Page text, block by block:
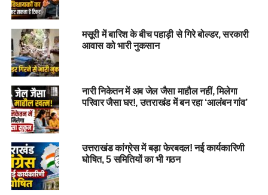
#Landslide, #
#EarthMovement, #chamoli, #joshimath,
#uttarakhand
RELATED TOPICS:
#LANDSLIDE
CHAMOLI JOSHIMATH PANIC
SAFETY
UTTARAKHAND
UP NEXT
नाबालिग से गैंग रेप: आम के बाग में ले जाकर युवकों ने की दरिंदगी…
मसूरी में बारिश के बीच पहाड़ी से गिरे बोल्डर, सरकारी
आवास को भारी नुकसान
नारी निकेतन में अब जेल जैसा माहौल नहीं, मिलेगा
परिवार जैसा घर!, उत्तराखंड में बन रहा ‘आलंबन गांव’
उत्तराखंड कांग्रेस में बड़ा फेरबदल! नई कार्यकारिणी
घोषित, 5 समितियों का भी गठन